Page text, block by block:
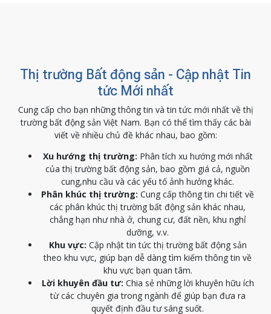
Thị trường Bất động sản - Cập nhật Tin
tức Mới nhất
Cung cấp cho bạn những thông tin và tin tức mới nhất về thị
trường bất động sản Việt Nam. Bạn có thể tìm thấy các bài
viết về nhiều chủ đề khác nhau, bao gồm:
Xu hướng thị trường: Phân tích xu hướng mới nhất
của thị trường bất động sản, bao gồm giá cả, nguồn
cung,nhu cầu và các yếu tố ảnh hưởng khác.
Phân khúc thị trường: Cung cấp thông tin chi tiết về
các phân khúc thị trường bất động sản khác nhau,
chẳng hạn như nhà ở, chung cư, đất nền, khu nghỉ
dưỡng, v.v.
Khu vực: Cập nhật tin tức thị trường bất động sản
theo khu vực, giúp bạn dễ dàng tìm kiếm thông tin về
khu vực bạn quan tâm.
Lời khuyên đầu tư: Chia sẻ những lời khuyên hữu ích
từ các chuyên gia trong ngành để giúp bạn đưa ra
quyết định đầu tư sáng suốt.